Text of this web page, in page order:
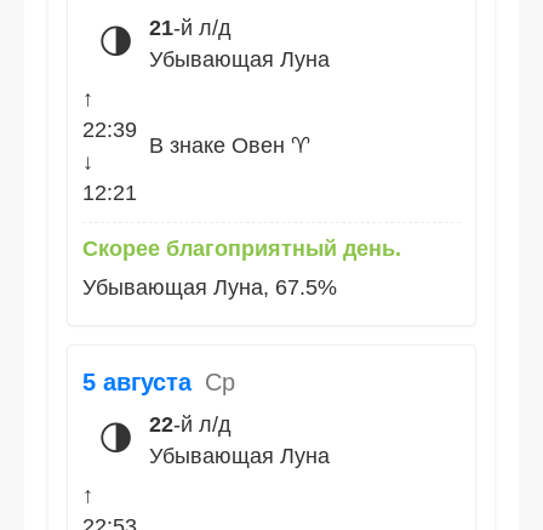
🌗 21-й л/д
Убывающая Луна
↑
22:39
↓
12:21
В знаке Овен ♈
Скорее благоприятный день.
Убывающая Луна, 67.5%
5 августа Ср
🌗 22-й л/д
Убывающая Луна
↑